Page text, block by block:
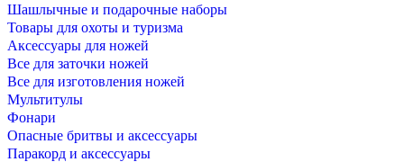
Шашлычные и подарочные наборы
Товары для охоты и туризма
Аксессуары для ножей
Все для заточки ножей
Все для изготовления ножей
Мультитулы
Фонари
Опасные бритвы и аксессуары
Паракорд и аксессуары